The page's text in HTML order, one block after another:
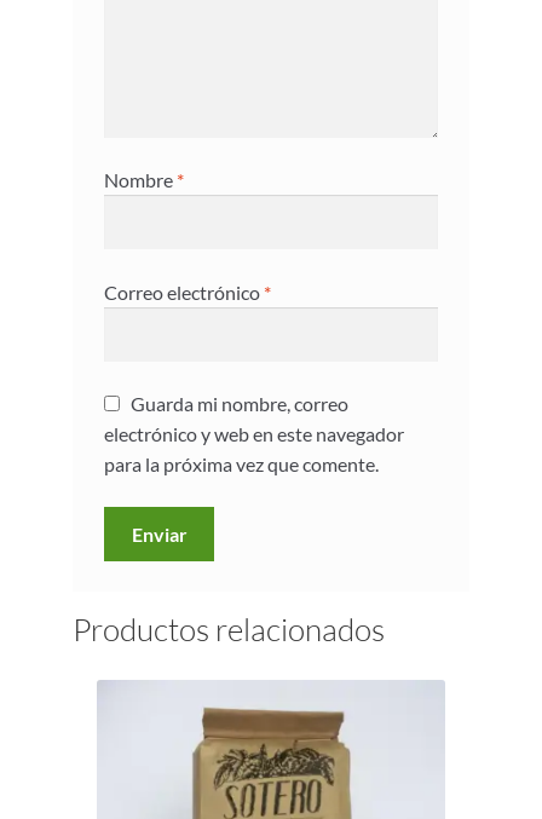
Nombre *
Correo electrónico *
Guarda mi nombre, correo
electrónico y web en este navegador
para la próxima vez que comente.
Productos relacionados